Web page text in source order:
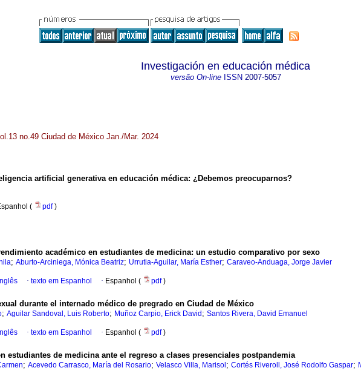
Investigación en educación médica
versão On-lineISSN 2007-5057
no.49 Ciudad de México Jan./Mar. 2024
artificial generativa en educación médica: ¿Debemos preocuparnos?
( pdf)
académico en estudiantes de medicina: un estudio comparativo por sexo
; Aburto-Arciniega, Mónica Beatriz; Urrutia-Aguilar, María Esther; Caraveo-Anduaga, Jorge Javier
Inglês · texto em Espanhol · Espanhol ( pdf)
durante el internado médico de pregrado en Ciudad de México
; Aguilar Sandoval, Luis Roberto; Muñoz Carpio, Erick David ; Santos Rivera, David Emanuel
Inglês · texto em Espanhol · Espanhol ( pdf)
estudiantes de medicina ante el regreso a clases presenciales postpandemia
; Acevedo Carrasco, María del Rosario; Velasco Villa, Marisol ; Cortés Riveroll, José Rodolfo Gaspar;